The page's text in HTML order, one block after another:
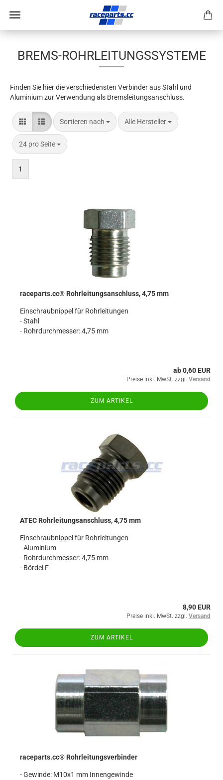
BREMS-ROHRLEITUNGSSYSTEME
Finden Sie hier die verschiedensten Verbinder aus Stahl und
Aluminium zur Verwendung als Bremsleitungsanschluss.
Sortieren nach
Sortieren nach Alle Hersteller
pro Seite
24 pro Seite
pro Seite
1
raceparts.cc® Rohrleitungsanschluss, 4,75 mm
Einschraubnippel für Rohrleitungen
- Stahl
- Rohrdurchmesser: 4,75 mm
ab 0,60 EUR
Preise inkl. MwSt. zzgl. Versand
ZUM ARTIKEL
ATEC Rohrleitungsanschluss, 4,75 mm
Einschraubnippel für Rohrleitungen
- Aluminium
- Rohrdurchmesser: 4,75 mm
- Bördel F
8,90 EUR
Preise inkl. MwSt. zzgl. Versand
ZUM ARTIKEL
raceparts.cc® Rohrleitungsverbinder
- Gewinde: M10x1 mm Innengewinde